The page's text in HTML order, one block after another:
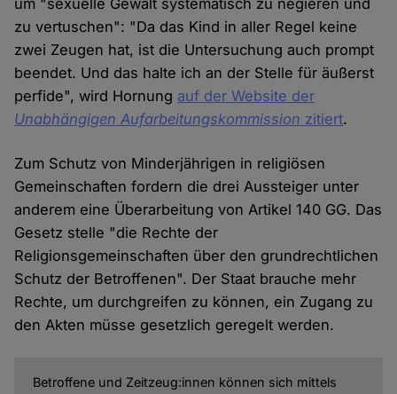
um "sexuelle Gewalt systematisch zu negieren und
zu vertuschen": "Da das Kind in aller Regel keine
zwei Zeugen hat, ist die Untersuchung auch prompt
beendet. Und das halte ich an der Stelle für äußerst
perfide", wird Hornung auf der Website der
Unabhängigen Aufarbeitungskommission zitiert.
Zum Schutz von Minderjährigen in religiösen
Gemeinschaften fordern die drei Aussteiger unter
anderem eine Überarbeitung von Artikel 140 GG. Das
Gesetz stelle "die Rechte der
Religionsgemeinschaften über den grundrechtlichen
Schutz der Betroffenen". Der Staat brauche mehr
Rechte, um durchgreifen zu können, ein Zugang zu
den Akten müsse gesetzlich geregelt werden.
Betroffene und Zeitzeug:innen können sich mittels